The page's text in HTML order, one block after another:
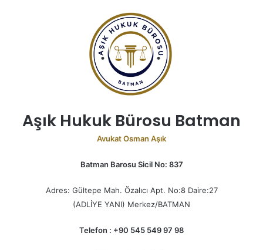
Aşık Hukuk Bürosu Batman
Avukat Osman Aşık
Batman Barosu Sicil No: 837
Adres: Gültepe Mah. Özalıcı Apt. No:8 Daire:27
(ADLİYE YANI) Merkez/BATMAN
Telefon : +90 545 549 97 98